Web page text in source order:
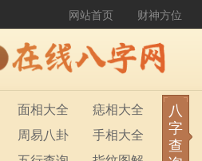
网站首页 财神方位
面相大全
痣相大全
周易八卦
手相大全
八
字
查